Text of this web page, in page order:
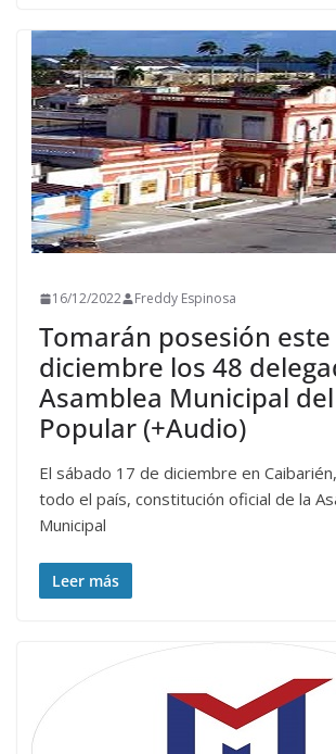
16/12/2022 Freddy Espinosa
Tomarán posesión este
diciembre los 48
Asamblea Municipal
Popular (+Audio)
El sábado 17 de diciembre en
todo el país, constitución oficial de la
Municipal
Leer más